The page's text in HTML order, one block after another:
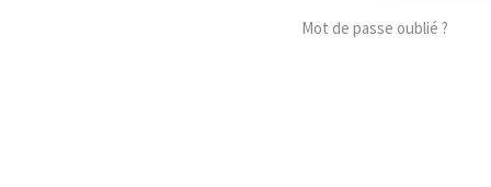
Mot de passe oublié ?